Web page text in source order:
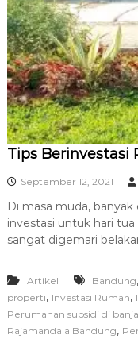
Tips Berinvestasi
September 12, 2021
Di masa muda,
investasi untuk hari
sangat digemari
Artikel Bandung,
properti, Investasi Rumah,
Perumahan subsidi di
Rajamandala Bandung,